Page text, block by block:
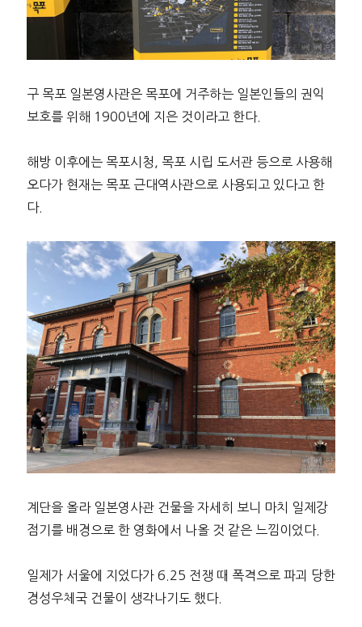
구 목포 일본영사관은 목포에 거주하는 일본인들의 권익
보호를 위해 1900년에 지은 것이라고 한다.
해방 이후에는 목포시청, 목포 시립 도서관 등으로 사용해
오다가 현재는 목포 근대역사관으로 사용되고 있다고 한
다.
계단을 올라 일본영사관 건물을 자세히 보니 마치 일제강
점기를 배경으로 한 영화에서 나올 것 같은 느낌이었다.
일제가 서울에 지었다가 6.25 전쟁 때 폭격으로 파괴 당한
경성우체국 건물이 생각나기도 했다.